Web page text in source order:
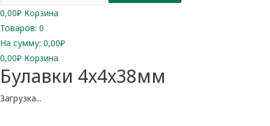
0,00₽ Корзина
Товаров: 0
На сумму: 0,00₽
0,00₽ Корзина
Булавки 4х4х38мм
Загрузка...